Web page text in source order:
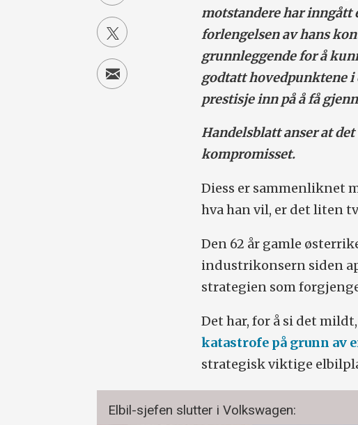
motstandere har inngått
forlengelsen av hans
grunnleggende for å
godtatt hovedpunktene
prestisje inn på å få
Handelsblatt anser at
kompromisset.
Diess er sammenliknet
hva han vil, er det liten
Den 62 år gamle
industrikonsern siden
strategien som
Det har, for å si det
katastrofe på grunn av
strategisk viktige
Elbil-sjefen slutter i Volkswagen: